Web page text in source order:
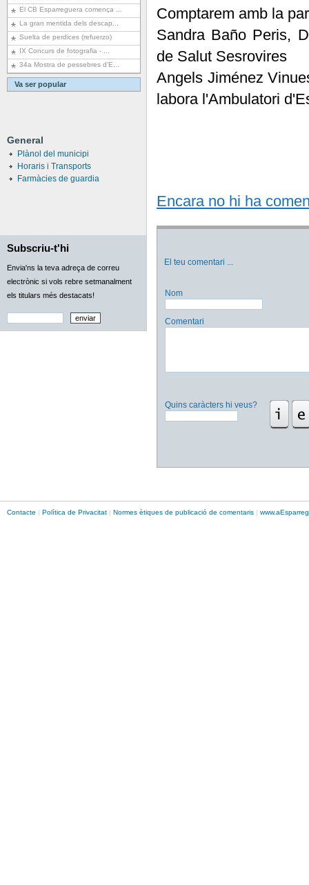
El CB Esparreguera comença ...
La gran mentida dels descap...
Suelta de perdices (refuerzo)
IX Concurs de fotografia - ...
34a Mostra de pessebres d'E...
Va ser popular
General
Plànol del municipi
Horaris i Transports
Farmàcies de guardia
Subscriu-t'hi
Envia'ns la teva adreça de correu
electrònic si vols rebre setmanalment
els titulars més destacats!
Comptarem amb la
Sandra Baño Peris,
de Salut Sesrovires
Angels Jiménez
labora l'Ambulatori
Encara no hi ha
El teu comentari ...
Nom
Comentari
Quins caràcters hi veus?
Contacte | Política de Privacitat | Normes ètiques de publicació de comentaris | www.